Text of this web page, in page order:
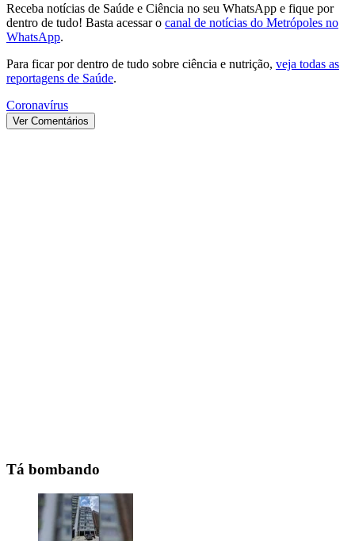
Receba notícias de Saúde e Ciência no seu WhatsApp e fique por
dentro de tudo! Basta acessar o canal de notícias do Metrópoles no
WhatsApp.
Para ficar por dentro de tudo sobre ciência e nutrição, veja todas as
reportagens de Saúde.
Coronavírus
Ver Comentários
Tá bombando